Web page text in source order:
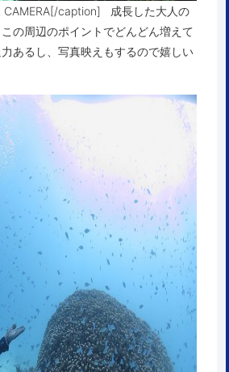
CAMERA[/caption] 成長した大人の
の周辺のポイントでどんどん増えて
あるし、写真映えもするので嬉しい